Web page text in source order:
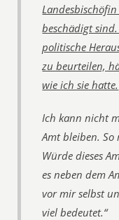
beschädigt
politische
zu beurteilen,
wie ich sie hatte.
Ich kann nicht
Amt bleiben. So
Würde dieses
es neben dem
vor mir selbst
viel bedeutet.“